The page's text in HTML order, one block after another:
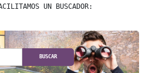
UN BUSCADOR:
BUSCAR